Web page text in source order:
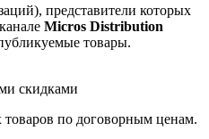
представители которых
Micros Distribution
товары.
скидками
по договорным ценам.